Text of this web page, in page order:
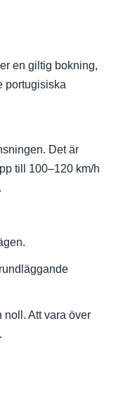
en giltig bokning,
portugisiska
Det är
till 100–120 km/h
Att vara över